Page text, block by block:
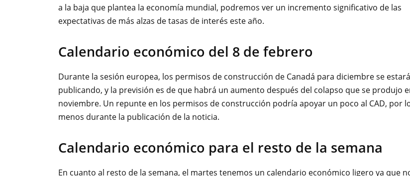
a la baja que plantea la economía mundial, podremos ver un incremento significativo de las
expectativas de más alzas de tasas de interés este año.
Calendario económico del 8 de febrero
Durante la sesión europea, los permisos de construcción de Canadá para diciembre se
publicando, y la previsión es de que habrá un aumento después del colapso que se produjo
noviembre. Un repunte en los permisos de construcción podría apoyar un poco al CAD, por
menos durante la publicación de la noticia.
Calendario económico para el resto de la semana
En cuanto al resto de la semana, el martes tenemos un calendario económico ligero ya que